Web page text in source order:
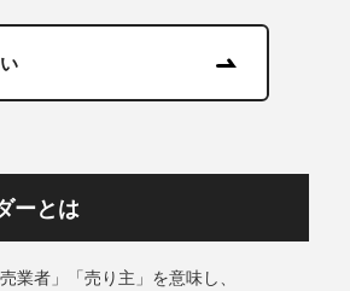
ーとは
業者」「売り主」を意味し、